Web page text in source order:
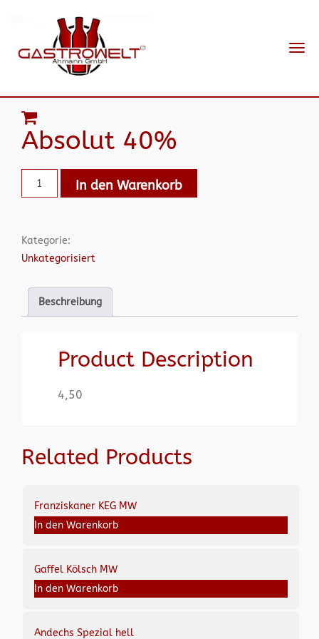
Absolut 40%
In den Warenkorb
Kategorie:
Unkategorisiert
Beschreibung
Product Description
4,50
Related Products
Franziskaner KEG MW
In den Warenkorb
Gaffel Kölsch MW
In den Warenkorb
Andechs Spezial hell